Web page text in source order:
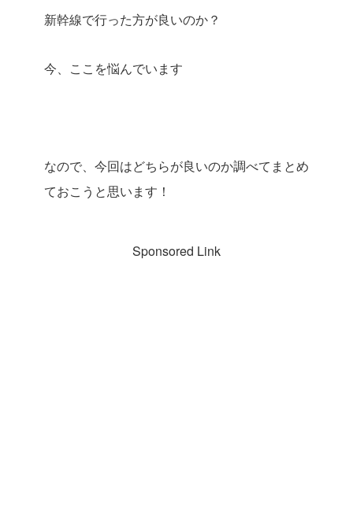
新幹線で行った方が良いのか？
今、ここを悩んでいます
なので、今回はどちらが良いのか調べてまとめ
ておこうと思います！
Sponsored Link